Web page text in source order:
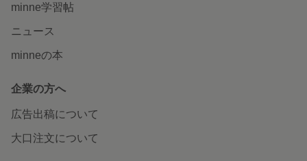
minne学習帖
ニュース
minneの本
企業の方へ
広告出稿について
大口注文について